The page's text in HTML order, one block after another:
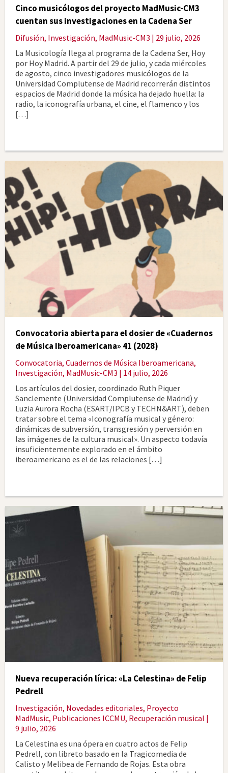
Cinco musicólogos del proyecto MadMusic-CM3
cuentan sus investigaciones en la Cadena Ser
Difusión, Investigación, MadMusic-CM3 | 29 julio, 2026
La Musicología llega al programa de la Cadena Ser, Hoy
por Hoy Madrid. A partir del 29 de julio, y cada miércoles
de agosto, cinco investigadores musicólogos de la
Universidad Complutense de Madrid recorrerán distintos
espacios de Madrid donde la música ha dejado huella: la
radio, la iconografía urbana, el cine, el flamenco y los
[…]
Convocatoria abierta para el dosier de «Cuadernos
de Música Iberoamericana» 41 (2028)
Convocatoria, Cuadernos de Música Iberoamericana,
Investigación, MadMusic-CM3 | 14 julio, 2026
Los artículos del dosier, coordinado Ruth Piquer
Sanclemente (Universidad Complutense de Madrid) y
Luzia Aurora Rocha (ESART/IPCB y TECHN&ART), deben
tratar sobre el tema «Iconografía musical y género:
dinámicas de subversión, transgresión y perversión en
las imágenes de la cultura musical». Un aspecto todavía
insuficientemente explorado en el ámbito
iberoamericano es el de las relaciones […]
Nueva recuperación lírica: «La Celestina» de Felip
Pedrell
Investigación, Novedades editoriales, Proyecto
MadMusic, Publicaciones ICCMU, Recuperación musical |
9 julio, 2026
La Celestina es una ópera en cuatro actos de Felip
Pedrell, con libreto basado en la Tragicomedia de
Calisto y Melibea de Fernando de Rojas. Esta obra